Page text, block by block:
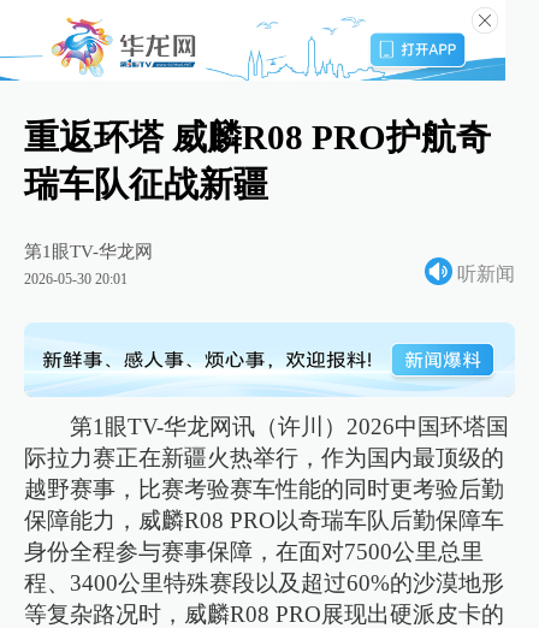
重返环塔 威麟R08 PRO护航奇
瑞车队征战新疆
第1眼TV-华龙网
2026-05-30 20:01 听新闻
第1眼TV-华龙网讯（许川）2026中国环塔国
际拉力赛正在新疆火热举行，作为国内最顶级的
越野赛事，比赛考验赛车性能的同时更考验后勤
保障能力，威麟R08 PRO以奇瑞车队后勤保障车
身份全程参与赛事保障，在面对7500公里总里
程、3400公里特殊赛段以及超过60%的沙漠地形
等复杂路况时，威麟R08 PRO展现出硬派皮卡的